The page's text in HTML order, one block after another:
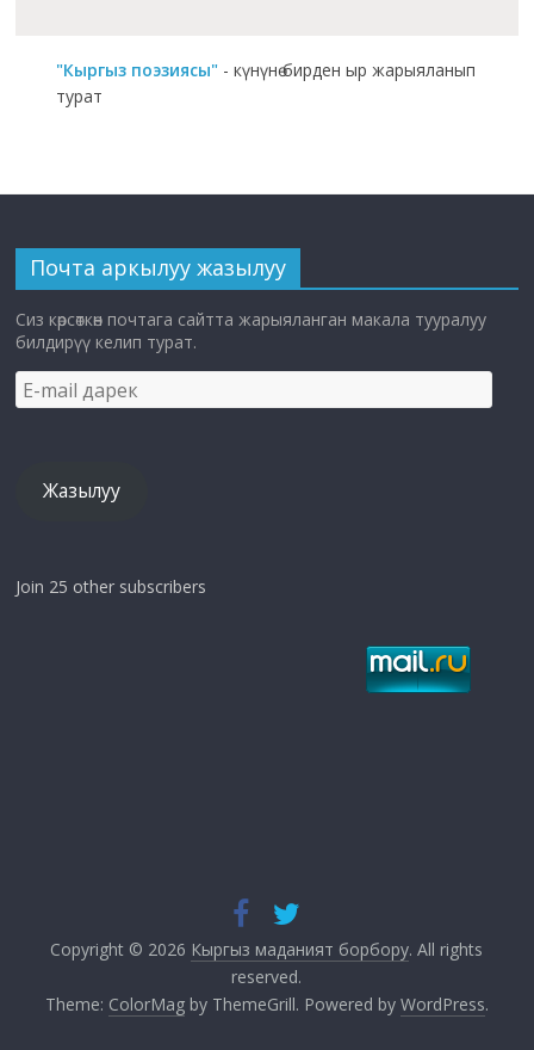
"Кыргыз поэзиясы" - күнүнө бирден ыр жарыяланып
турат
Почта аркылуу жазылуу
Сиз көрсөткөн почтага сайтта жарыяланган макала тууралуу
билдирүү келип турат.
E-
mail
Жазылуу
Join 25 other subscribers
Copyright © 2026 Кыргыз маданият борбору. All rights
reserved.
Theme: ColorMagby ThemeGrill. Powered by WordPress.